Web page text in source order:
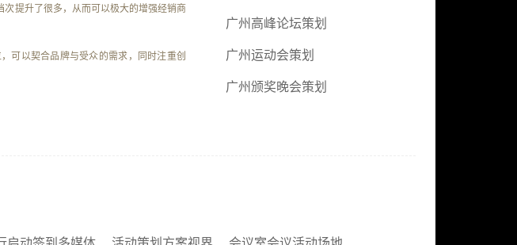
次提升了很多，从而可以极大的增强经销商
以契合品牌与受众的需求，同时注重创
广州高峰论坛策划
广州运动会策划
广州颁奖晚会策划